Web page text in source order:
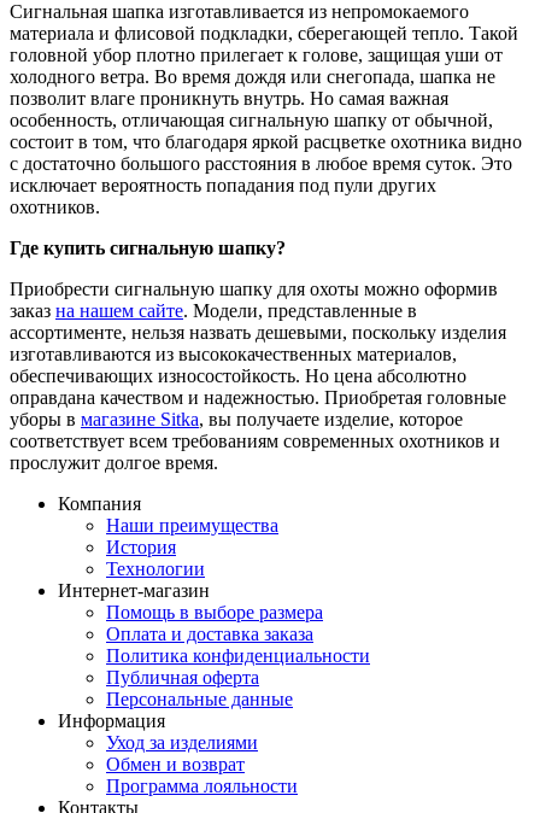
Сигнальная шапка изготавливается из непромокаемого
материала и флисовой подкладки, сберегающей тепло. Такой
головной убор плотно прилегает к голове, защищая уши от
холодного ветра. Во время дождя или снегопада, шапка не
позволит влаге проникнуть внутрь. Но самая важная
особенность, отличающая сигнальную шапку от обычной,
состоит в том, что благодаря яркой расцветке охотника видно
с достаточно большого расстояния в любое время суток. Это
исключает вероятность попадания под пули других
охотников.
Где купить сигнальную шапку?
Приобрести сигнальную шапку для охоты можно оформив
заказ на нашем сайте. Модели, представленные в
ассортименте, нельзя назвать дешевыми, поскольку изделия
изготавливаются из высококачественных материалов,
обеспечивающих износостойкость. Но цена абсолютно
оправдана качеством и надежностью. Приобретая головные
уборы в магазине Sitka, вы получаете изделие, которое
соответствует всем требованиям современных охотников и
прослужит долгое время.
Компания
Наши преимущества
История
Технологии
Интернет-магазин
Помощь в выборе размера
Оплата и доставка заказа
Политика конфиденциальности
Публичная оферта
Персональные данные
Информация
Уход за изделиями
Обмен и возврат
Программа лояльности
Контакты